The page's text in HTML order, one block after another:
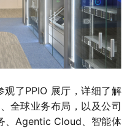
了PPIO 展厅，详细了解
全球业务布局，以及公司
、Agentic Cloud、智能体